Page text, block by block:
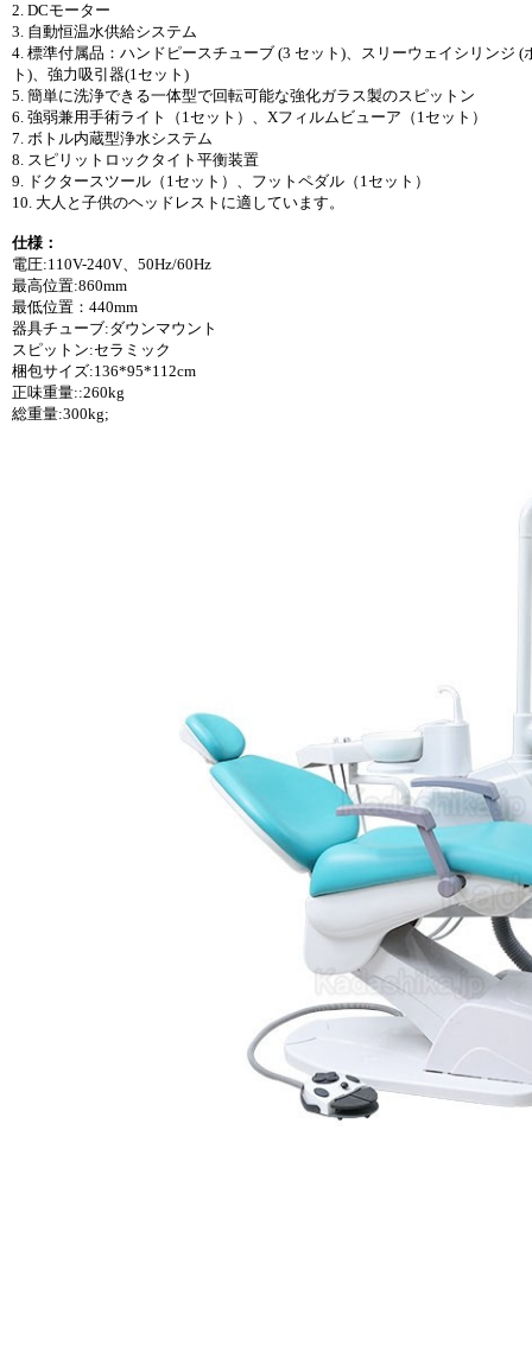
2. DCモーター
3. 自動恒温水供給システム
4. 標準付属品：ハンドピースチューブ (3 セット)、スリーウェイシリンジ
ト)、強力吸引器(1セット)
5. 簡単に洗浄できる一体型で回転可能な強化ガラス製のスピットン
6. 強弱兼用手術ライト（1セット）、Xフィルムビューア（1セット）
7. ボトル内蔵型浄水システム
8. スピリットロックタイト平衡装置
9. ドクタースツール（1セット）、フットペダル（1セット）
10. 大人と子供のヘッドレストに適しています。
仕様：
電圧:110V-240V、50Hz/60Hz
最高位置:860mm
最低位置：440mm
器具チューブ:ダウンマウント
スピットン:セラミック
梱包サイズ:136*95*112cm
正味重量::260kg
総重量:300kg;